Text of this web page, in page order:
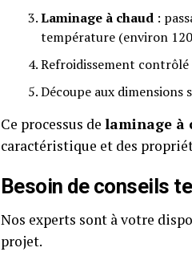
Laminage à chaud :
température (environ
Refroidissement
Découpe aux dimensions
Ce processus de laminage à
caractéristique et des
Besoin de conseils
Nos experts sont à votre
projet.